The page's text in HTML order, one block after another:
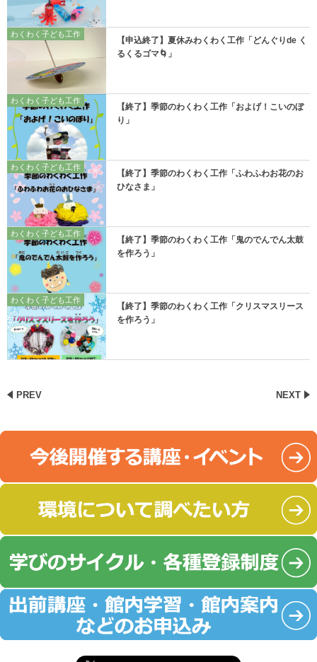
わくわく子ども工作
【申込終了】夏休みわくわく工作「どんぐりde く
るくるゴマ🌀」
わくわく子ども工作
【終了】季節のわくわく工作「およげ！こいのぼ
り」
わくわく子ども工作
【終了】季節のわくわく工作「ふわふわお花のお
ひなさま」
わくわく子ども工作
【終了】季節のわくわく工作「鬼のでんでん太鼓
を作ろう」
わくわく子ども工作
【終了】季節のわくわく工作「クリスマスリース
を作ろう」
PREV NEXT